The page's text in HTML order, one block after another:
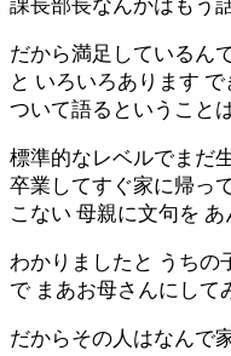
課長部長なんかはもう
だから満足しているん
と いろいろあります
ついて語るということ
標準的なレベルでまだ
卒業してすぐ家に帰っ
こない 母親に文句を
わかりましたと うちの
で まあお母さんにして
だからその人はなんで